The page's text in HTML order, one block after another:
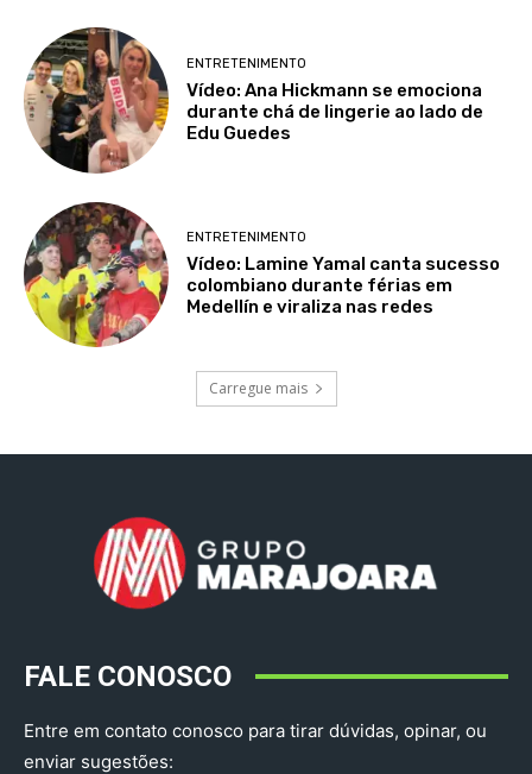
ENTRETENIMENTO
Vídeo: Ana Hickmann se emociona
durante chá de lingerie ao lado de
Edu Guedes
ENTRETENIMENTO
Vídeo: Lamine Yamal canta sucesso
colombiano durante férias em
Medellín e viraliza nas redes
Carregue mais
FALE CONOSCO
Entre em contato conosco para tirar dúvidas, opinar, ou
enviar sugestões: